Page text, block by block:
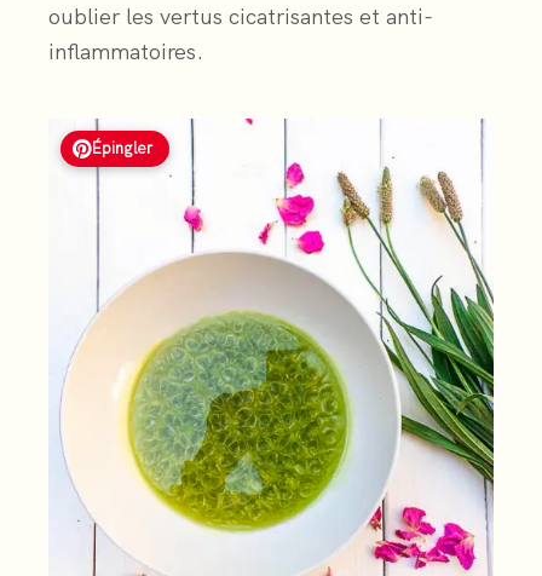
oublier les vertus cicatrisantes et anti-
inflammatoires.
Épingler